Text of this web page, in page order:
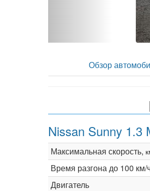
Обзор
Nissan Sunny 1.3
Максимальная скорость,
Время разгона до 100 км/
Двигатель